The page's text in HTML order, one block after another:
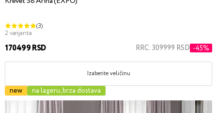
(3)
2 varijanta
170499 RSD RRC: 309999 RSD -45%
Izaberite veličinu
new na lageru, brza dostava